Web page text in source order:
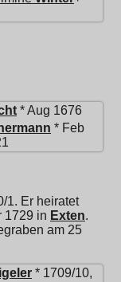
* Aug 1676
* Feb
1. Er heiratet
1729 in Exten.
am 25
* 1709/10,